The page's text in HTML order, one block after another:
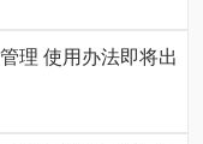
理 使用办法即将出